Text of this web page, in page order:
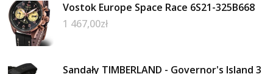
Vostok Europe Space Race 6S21-325B668
1 467,00zł
Sandały TIMBERLAND - Governor's Island 3